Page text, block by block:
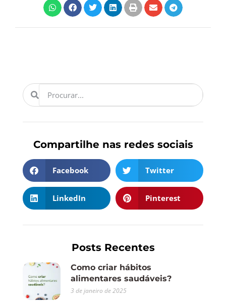
Compartilhe nas redes sociais
Facebook Twitter
LinkedIn Pinterest
Posts Recentes
Como criar hábitos
alimentares saudáveis?
3 de janeiro de 2025